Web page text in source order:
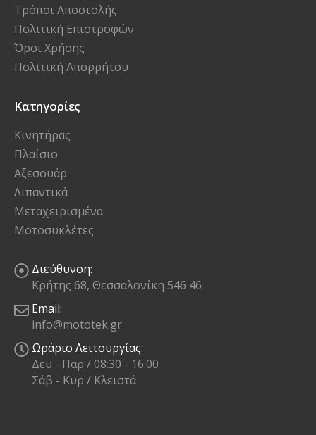
Τρόποι Αποστολής
Πολιτική Επιστροφών
Όροι Χρήσης
Πολιτική Απορρήτου
Κατηγορίες
Κινητήρας
Πλαίσιο
Αξεσουάρ
Λιπαντικά
Μεταχειρισμένα
Μοτοσυκλέτες
Διεύθυνση:
Κρήτης 68, Θεσσαλονίκη 546 46
Email:
info@mototek.gr
Ωράριο Λειτουργίας:
Δευ - Παρ / 08:30 - 16:00
Σάβ - Κυρ / Κλειστά